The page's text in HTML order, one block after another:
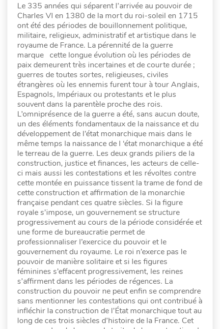
Le 335 années qui séparent l’arrivée au pouvoir de
Charles VI en 1380 de la mort du roi-soleil en 1715
ont été des périodes de bouillonnement politique,
militaire, religieux, administratif et artistique dans le
royaume de France. La pérennité de la guerre
marque cette longue évolution où les périodes de
paix demeurent très incertaines et de courte durée ;
guerres de toutes sortes, religieuses, civiles
étrangères où les ennemis furent tour à tour Anglais,
Espagnols, Impériaux ou protestants et le plus
souvent dans la parentèle proche des rois.
L’omniprésence de la guerre a été, sans aucun doute,
un des éléments fondamentaux de la naissance et du
développement de l’état monarchique mais dans le
même temps la naissance de l ‘état monarchique a été
le terreau de la guerre. Les deux grands piliers de la
construction, justice et finances, les acteurs de celle-
ci mais aussi les contestations et les révoltes contre
cette montée en puissance tissent la trame de fond de
cette construction et affirmation de la monarchie
française pendant ces quatre siècles. Si la figure
royale s’impose, un gouvernement se structure
progressivement au cours de la période considérée et
une forme de bureaucratie permet de
professionnaliser l’exercice du pouvoir et le
gouvernement du royaume. Le roi n’exerce pas le
pouvoir de manière solitaire et si les figures
féminines s’effacent progressivement, les reines
s’affirment dans les périodes de régences. La
construction du pouvoir ne peut enfin se comprendre
sans mentionner les contestations qui ont contribué à
infléchir la construction de l’État monarchique tout au
long de ces trois siècles d’histoire de la France. Cet